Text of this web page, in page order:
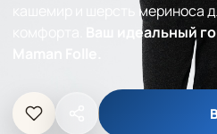
кашемир и шерсть мериноса
Ваш идеальный